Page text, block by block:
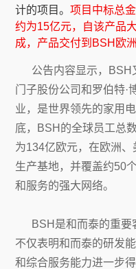
计的项目。项目中标总
约为15亿元，自该产品
成，产品交付到BSH欧
公告内容显示，BSH
门子股份公司和罗伯特·
业，是世界领先的家用
底，BSH的全球员工总
为134亿欧元，在欧洲
生产基地，并覆盖约50
和服务的强大网络。
BSH是和而泰的重要
不仅表明和而泰的研发
和综合服务能力进一步